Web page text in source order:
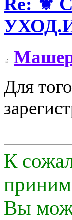
Для
К
Вы